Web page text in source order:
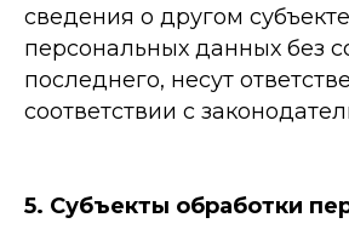
сведения о другом субъекте
персональных данных без
последнего, несут
соответствии с
5. Субъекты обработки